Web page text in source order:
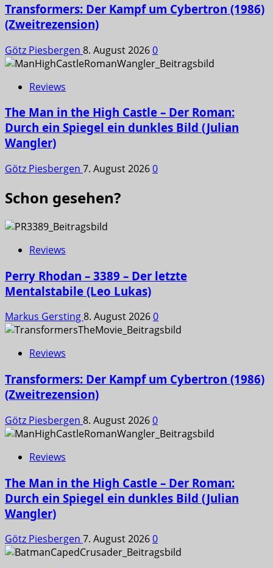
Transformers: Der Kampf um Cybertron (1986)
(Zweitrezension)
Götz Piesbergen 8. August 20260
Reviews
The Man in the High Castle – Der Roman:
Durch ein Spiegel ein dunkles Bild (Julian
Wangler)
Götz Piesbergen 7. August 20260
Schon gesehen?
Reviews
Perry Rhodan – 3389 – Der letzte
Mentalstabile (Leo Lukas)
Markus Gersting8. August 20260
Reviews
Transformers: Der Kampf um Cybertron (1986)
(Zweitrezension)
Götz Piesbergen 8. August 20260
Reviews
The Man in the High Castle – Der Roman:
Durch ein Spiegel ein dunkles Bild (Julian
Wangler)
Götz Piesbergen 7. August 20260